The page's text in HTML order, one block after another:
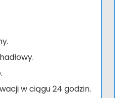
w ciągu 24 godzin.